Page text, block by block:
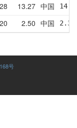
13.27 中国
2.50 中国
号